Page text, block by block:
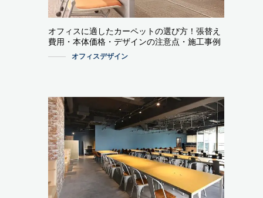
オフィスに適したカーペットの選び方！張替え
費用・本体価格・デザインの注意点・施工事例
オフィスデザイン